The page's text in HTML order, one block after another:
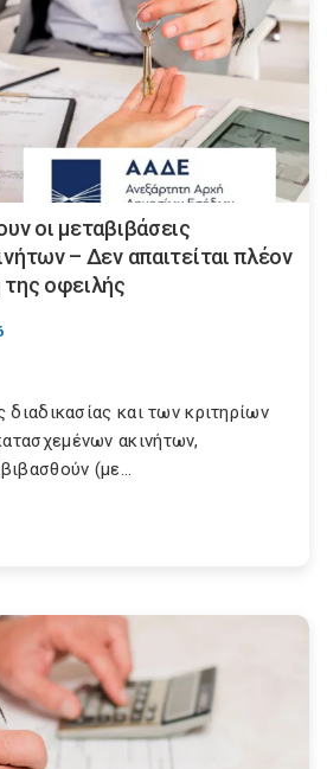
οι μεταβιβάσεις
– Δεν απαιτείται πλέον
οφειλής
διαδικασίας και των κριτηρίων
ακινήτων,
(με...